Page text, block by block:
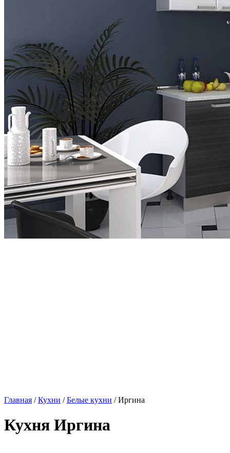
Главная /Кухни /Белые кухни / Иргина
Кухня Иргина